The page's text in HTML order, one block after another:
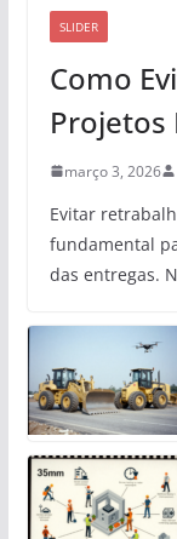
SLIDER
Como
Projetos
março 3, 2026
Evitar
fundamental
das entregas.